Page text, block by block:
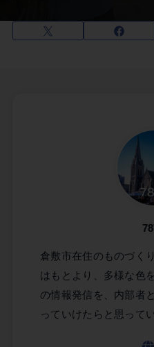
倉敷市在住のものづく
はもとより、多様な色
の情報発信を、内部者
っていけたらと思って